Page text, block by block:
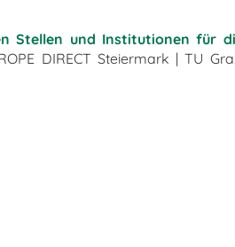
Stellen und Institutionen für
DIRECT Steiermark | TU